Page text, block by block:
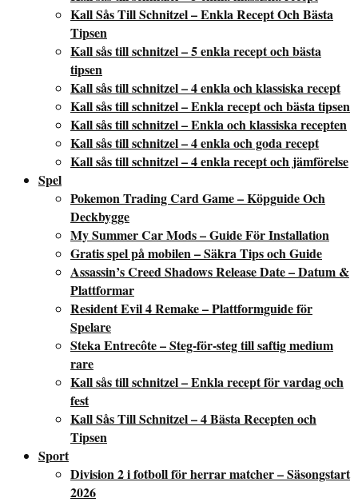
Kall Sås Till Schnitzel – Enkla Recept Och Bästa
Tipsen
Kall sås till schnitzel – 5 enkla recept och bästa
tipsen
Kall sås till schnitzel – 4 enkla och klassiska recept
Kall sås till schnitzel – Enkla recept och bästa tipsen
Kall sås till schnitzel – Enkla och klassiska recepten
Kall sås till schnitzel – 4 enkla och goda recept
Kall sås till schnitzel – 4 enkla recept och jämförelse
Spel
Pokemon Trading Card Game – Köpguide Och
Deckbygge
My Summer Car Mods – Guide För Installation
Gratis spel på mobilen – Säkra Tips och Guide
Assassin’s Creed Shadows Release Date – Datum &
Plattformar
Resident Evil 4 Remake – Plattformguide för
Spelare
Steka Entrecôte – Steg-för-steg till saftig medium
rare
Kall sås till schnitzel – Enkla recept för vardag och
fest
Kall Sås Till Schnitzel – 4 Bästa Recepten och
Tipsen
Sport
Division 2 i fotboll för herrar matcher – Säsongstart
2026